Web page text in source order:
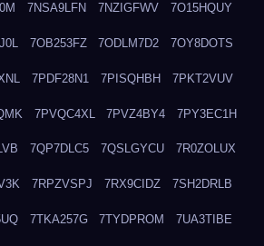
7NSA9LFN 7NZIGFWV 7O15HQUY
7OB253FZ 7ODLM7D2 7OY8DOTS
7PDF28N1 7PISQHBH 7PKT2VUV
7PVQC4XL 7PVZ4BY4 7PY3EC1H
7QP7DLC5 7QSLGYCU 7R0ZOLUX
7RPZVSPJ 7RX9CIDZ 7SH2DRLB
7TKA257G 7TYDPROM 7UA3TIBE